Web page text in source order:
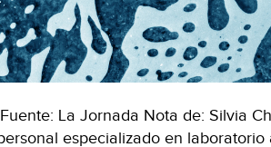
La Jornada Nota de: Silvia
especializado en